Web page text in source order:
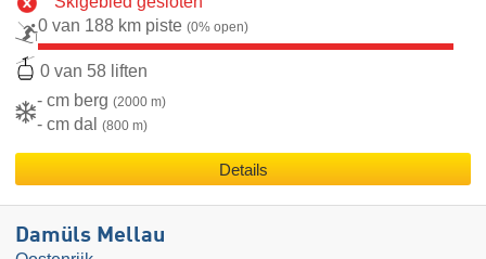
0 van 188 km piste (0% open)
0 van 58 liften
- cm berg (2000 m)
- cm dal (800 m)
Details
Damüls Mellau